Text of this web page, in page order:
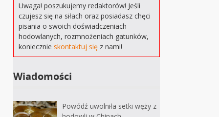
Uwaga! poszukujemy redaktorów! Jeśli
czujesz się na siłach oraz posiadasz chęci
pisania o swoich doświadczeniach
hodowlanych, rozmnożeniach gatunków,
koniecznieskontaktuj się z nami!
Wiadomości
Powódź uwolniła setki węży z